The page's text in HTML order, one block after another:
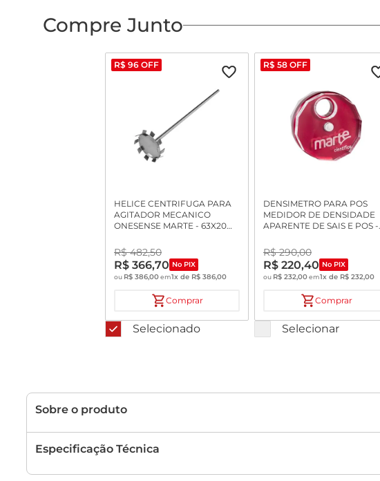
Compre Junto
R$ 96 OFF
HELICE CENTRIFUGA PARA
AGITADOR MECANICO
ONESENSE MARTE - 63X20
R$ 482,50
R$ 366,70 No PIX
ou R$ 386,00em1x de R$ 386,00
Comprar
Selecionado
R$ 58 OFF
DENSIMETRO PARA POS
MEDIDOR DE DENSIDADE
APARENTE DE SAIS E POS -
R$ 290,00
R$ 220,40 No PIX
ou R$ 232,00em1x de R$ 232,00
Comprar
Selecionar
Sobre o produto
Especificação Técnica